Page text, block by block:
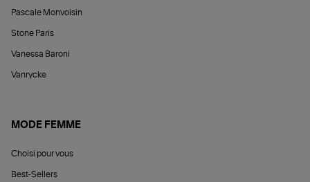
Pascale Monvoisin
Stone Paris
Vanessa Baroni
Vanrycke
MODE FEMME
Choisi pour vous
Best-Sellers